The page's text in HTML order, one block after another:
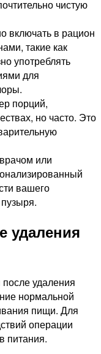
чистую
включать в рацион
такие как
употреблять
для
порций,
но часто. Это
или
вашего
удаления
удаления
нормальной
пищи. Для
операции
питания.